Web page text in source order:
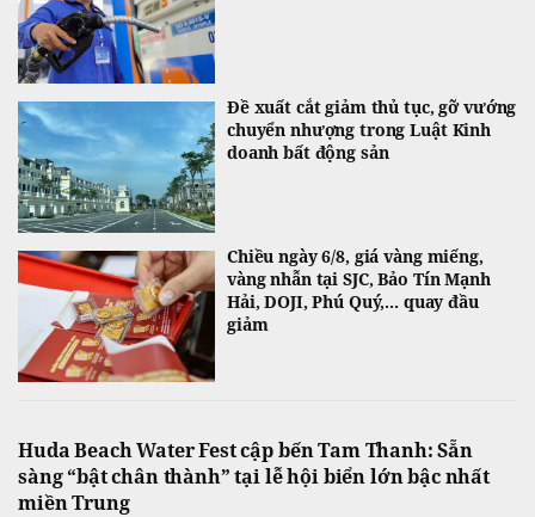
Đề xuất cắt giảm thủ tục, gỡ vướng
chuyển nhượng trong Luật Kinh
doanh bất động sản
Chiều ngày 6/8, giá vàng miếng,
vàng nhẫn tại SJC, Bảo Tín Mạnh
Hải, DOJI, Phú Quý,... quay đầu
giảm
Huda Beach Water Fest cập bến Tam Thanh: Sẵn
sàng “bật chân thành” tại lễ hội biển lớn bậc nhất
miền Trung